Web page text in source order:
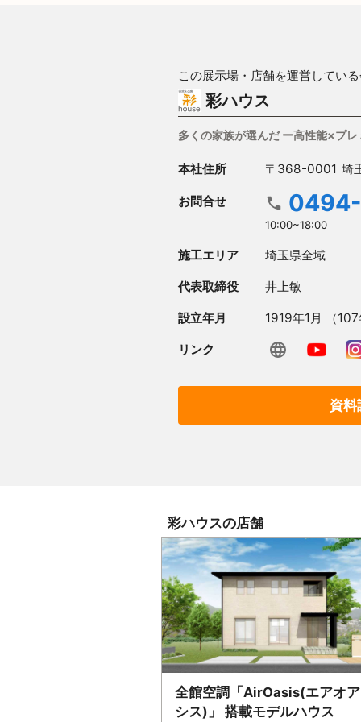
この展示場・店舗を運営してい
彩ハウス
多くの家族が選んだ ー高性能×プ
本社住所 〒368-0001 埼
お問合せ
10:00~18:00
施工エリア 埼玉県全域
代表取締役 井上敏
設立年月 1919年1月 （
リンク
資料
彩ハウスの店舗
全館空調「AirOasis(エアオア
シス)」 搭載モデルハウス